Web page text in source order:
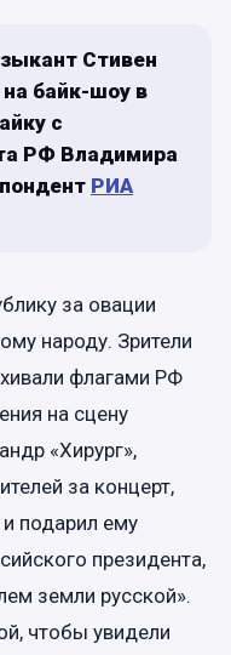
Стивен
байк-шоу в
с
РФ Владимира
РИА
за овации
народу. Зрители
флагами РФ
на сцену
«Хирург»,
за концерт,
подарил ему
президента,
земли русской».
чтобы увидели